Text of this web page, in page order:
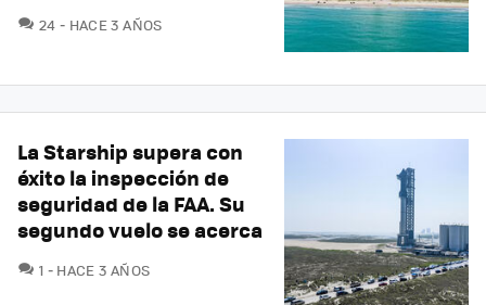
24 COMENTARIOS
HACE 3 AÑOS
La Starship supera con
éxito la inspección de
seguridad de la FAA. Su
segundo vuelo se acerca
1 COMENTARIOS
HACE 3 AÑOS